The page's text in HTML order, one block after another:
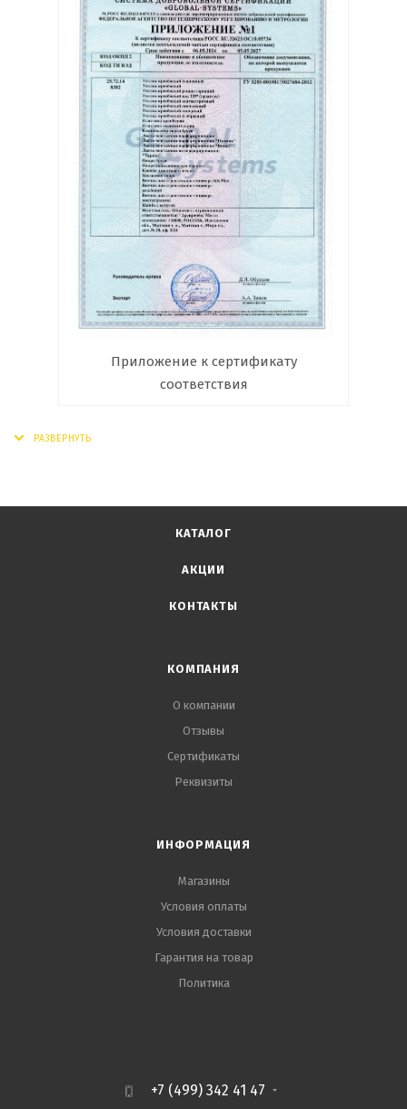
Приложение к сертификату
соответствия
КАТАЛОГ
АКЦИИ
КОНТАКТЫ
КОМПАНИЯ
О компании
Отзывы
Сертификаты
Реквизиты
ИНФОРМАЦИЯ
Магазины
Условия оплаты
Условия доставки
Гарантия на товар
Политика
+7 (499) 342 41 47